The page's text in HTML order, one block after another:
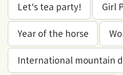
Let's tea party! Girl
Year of the horse
International mountain